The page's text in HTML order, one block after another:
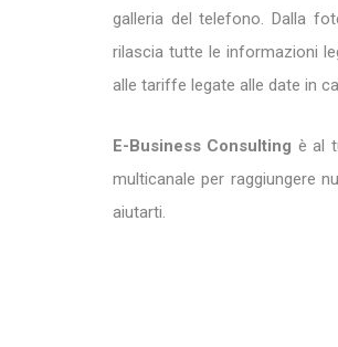
galleria del telefono. Dalla
rilascia tutte le informazioni
alle tariffe legate alle date in
E-Business Consulting è al
multicanale per raggiungere
aiutarti.